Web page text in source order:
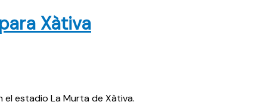
Xàtiva
estadio La Murta de Xàtiva.